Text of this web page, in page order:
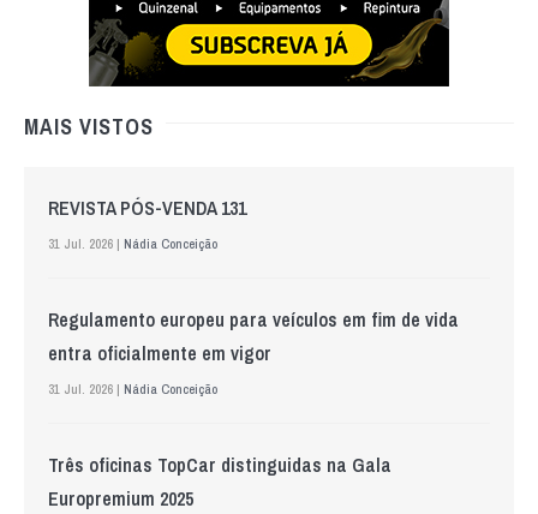
MAIS VISTOS
REVISTA PÓS-VENDA 131
31 Jul. 2026 | Nádia Conceição
Regulamento europeu para veículos em fim de vida
entra oficialmente em vigor
31 Jul. 2026 | Nádia Conceição
Três oficinas TopCar distinguidas na Gala
Europremium 2025